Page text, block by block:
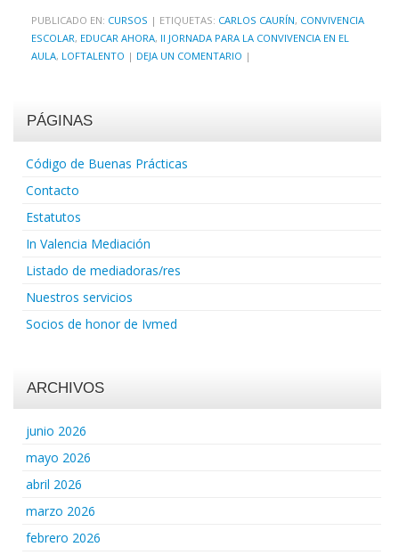
PUBLICADO EN: CURSOS | ETIQUETAS: CARLOS CAURÍN, CONVIVENCIA
ESCOLAR, EDUCAR AHORA, II JORNADA PARA LA CONVIVENCIA EN EL
AULA, LOFTALENTO | DEJA UN COMENTARIO |
PÁGINAS
Código de Buenas Prácticas
Contacto
Estatutos
In Valencia Mediación
Listado de mediadoras/res
Nuestros servicios
Socios de honor de Ivmed
ARCHIVOS
junio 2026
mayo 2026
abril 2026
marzo 2026
febrero 2026